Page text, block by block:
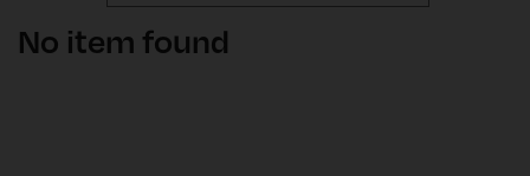
No item found